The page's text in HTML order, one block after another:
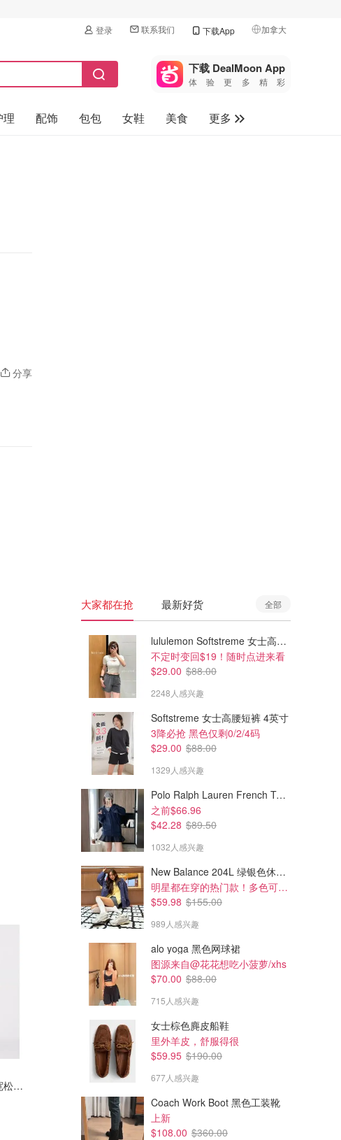
登录 联系我们 下载App 加拿大
🇺🇸
美国
🇨🇳中国
🇨🇦加拿大
下载 DealMoon App
体验更多精彩
理 配饰 包包 女鞋 美食
更多
分享
lululemon Court Rival 宽松直筒女运动裤 绣标款
$108.00
lululemon Steady State SuperLoft 女卫裤 标准款
内里有薄绒
$114.00
仅剩小码
大家都在抢 最新好货 全部
lululemon Softstreme 女士高腰短裤 10cm
不定时变回$19！随时点进来看
$29.00 $88.00
2248人感兴趣
Softstreme 女士高腰短裤 4英寸
3降必抢 黑色仅剩0/2/4码
$29.00 $88.00
1329人感兴趣
Polo Ralph Lauren French Terry 女童连帽卫衣 7-16码
之前$66.96
$42.28 $89.50
1032人感兴趣
New Balance 204L 绿银色休闲鞋
明星都在穿的热门款！多色可选 3.8折
$59.98 $155.00
989人感兴趣
alo yoga 黑色网球裙
图源来自@花花想吃小菠萝/xhs
$70.00 $88.00
715人感兴趣
女士棕色麂皮船鞋
里外羊皮，舒服得很
$59.95 $190.00
677人感兴趣
Coach Work Boot 黑色工装靴
上新
$108.00 $360.00